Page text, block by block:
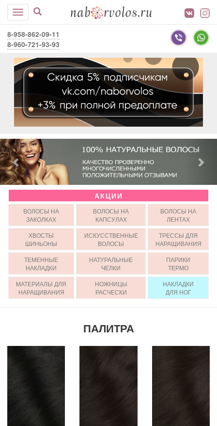
8-958-862-09-11
8-960-721-93-93
АКЦИИ
ВОЛОСЫ НА
ЗАКОЛКАХ
ВОЛОСЫ НА
КАПСУЛАХ
ВОЛОСЫ НА
ЛЕНТАХ
ХВОСТЫ
ШИНЬОНЫ
ИСКУССТВЕННЫЕ
ВОЛОСЫ
ТРЕССЫ ДЛЯ
НАРАЩИВАНИЯ
ТЕМЕННЫЕ
НАКЛАДКИ
НАТУРАЛЬНЫЕ
ЧЕЛКИ
ПАРИКИ
ТЕРМО
МАТЕРИАЛЫ ДЛЯ
НАРАЩИВАНИЯ
НОЖНИЦЫ
РАСЧЕСКИ
НАКЛАДКИ
ДЛЯ НОГ
ПАЛИТРА